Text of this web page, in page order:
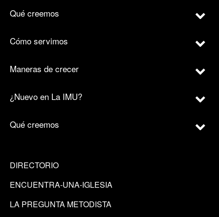
Qué creemos
Cómo servimos
Maneras de crecer
¿Nuevo en La IMU?
Qué creemos
DIRECTORIO
ENCUENTRA-UNA-IGLESIA
LA PREGUNTA METODISTA